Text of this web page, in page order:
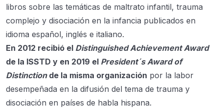
libros sobre las temáticas de maltrato infantil, trauma
complejo y disociación en la infancia publicados en
idioma español, inglés e italiano.
En 2012 recibió el Distinguished Achievement Award
de la ISSTD y en 2019 el President´s Award of
Distinctionde la misma organización por la labor
desempeñada en la difusión del tema de trauma y
disociación en países de habla hispana.